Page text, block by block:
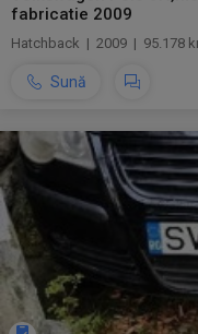
fabricatie 2009
Hatchback | 2009 | 95.178
Sună